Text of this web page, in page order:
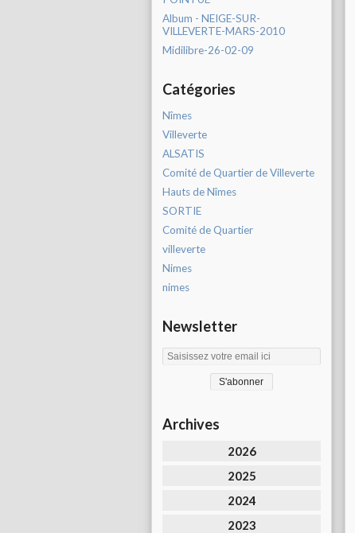
Album - NEIGE-SUR-
VILLEVERTE-MARS-2010
Midilibre-26-02-09
Catégories
Nîmes
Villeverte
ALSATIS
Comité de Quartier de Villeverte
Hauts de Nîmes
SORTIE
Comité de Quartier
villeverte
Nimes
nimes
Newsletter
Archives
2026
2025
2024
2023